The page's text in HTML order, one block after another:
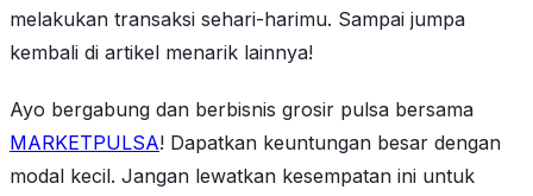
melakukan transaksi sehari-harimu. Sampai jumpa
kembali di artikel menarik lainnya!
Ayo bergabung dan berbisnis grosir pulsa bersama
MARKETPULSA! Dapatkan keuntungan besar dengan
modal kecil. Jangan lewatkan kesempatan ini untuk